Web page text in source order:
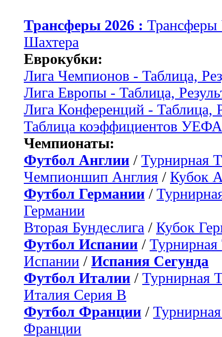
Трансферы 2026 :
Шахтера
Еврокубки:
Лига Чемпионов - Таблица,
Лига Европы - Таблица,
Лига Конференций - Таблица,
Таблица коэффициентов УЕФА
Чемпионаты:
Футбол Англии / Турнирная
Чемпионшип Англия / Кубок
Футбол Германии /
Германии
Вторая Бундеслига / Кубок
Футбол Испании / Турнирная
Испании / Испания Сегунда
Футбол Италии / Турнирная
Италия Серия B
Футбол Франции /
Франции